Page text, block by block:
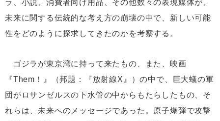
ラ、小説、消費者向け用品、その他数々の表現媒体が、
未来に関する伝統的な考え方の崩壊の中で、新しい可能
性をどのように探求してきたのかを考察する。
ゴジラが東京湾に持って来たもの、また、映画
『Them！』（邦題：『放射線X』）の中で、巨大蟻の軍
団がロサンゼルスの下水管の中からもたらしたもの、そ
れらは、未来へのメッセージであった。原子爆弾で攻撃